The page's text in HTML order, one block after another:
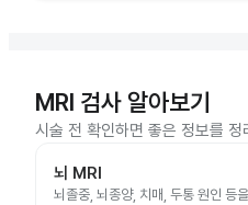
MRI 검사 알아보기
시술 전 확인하면 좋은 정보를 정
뇌 MRI
뇌졸중, 뇌종양, 치매, 두통 원인 등